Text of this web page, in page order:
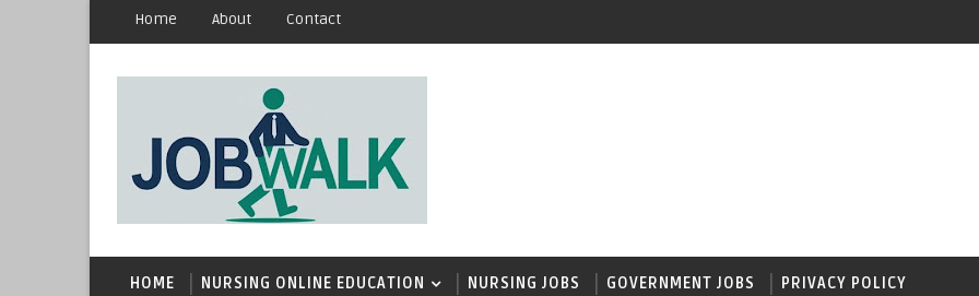
Home About Contact
HOME NURSING ONLINE EDUCATION NURSING JOBS GOVERNMENT JOBS PRIVACY POLICY